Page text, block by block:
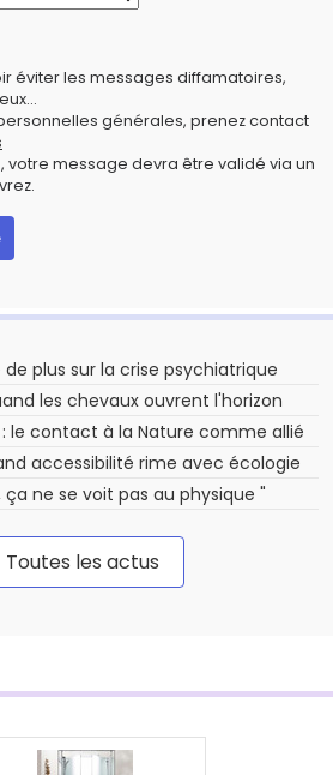
éviter les messages diffamatoires,
générales, prenez contact
votre message devra être validé via un
de plus sur la crise psychiatrique
les chevaux ouvrent l'horizon
le contact à la Nature comme allié
accessibilité rime avec écologie
ça ne se voit pas au physique "
Toutes les actus